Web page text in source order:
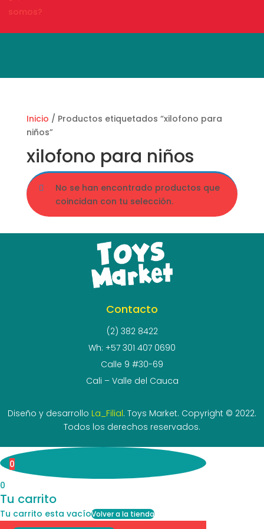
somos?
Inicio / Productos etiquetados “xilofono para
niños”
xilofono para niños
No se han encontrado productos que
coincidan con tu selección.
Contacto
(2) 382 8422
Wh: +57 301 407 0690
Calle 9 #30-69
Cali – Valle del Cauca
Diseño y desarrollo La_Filial. Toys Market. Copyright © 2022.
Todos los derechos reservados.
0
0
Tu carrito
Tu carrito esta vacíoVolver a la tienda